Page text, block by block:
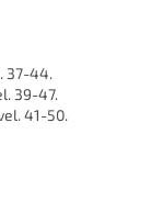
37-44.
39-47.
41-50.